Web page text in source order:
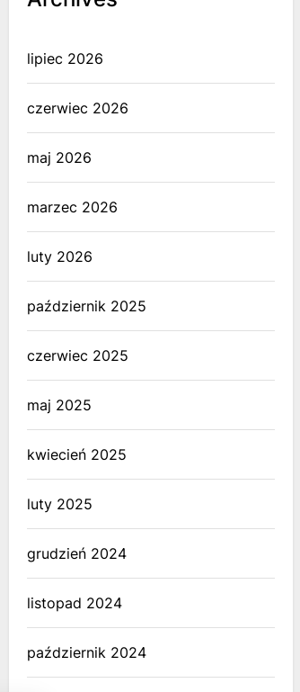
lipiec 2026
czerwiec 2026
maj 2026
marzec 2026
luty 2026
październik 2025
czerwiec 2025
maj 2025
kwiecień 2025
luty 2025
grudzień 2024
listopad 2024
październik 2024